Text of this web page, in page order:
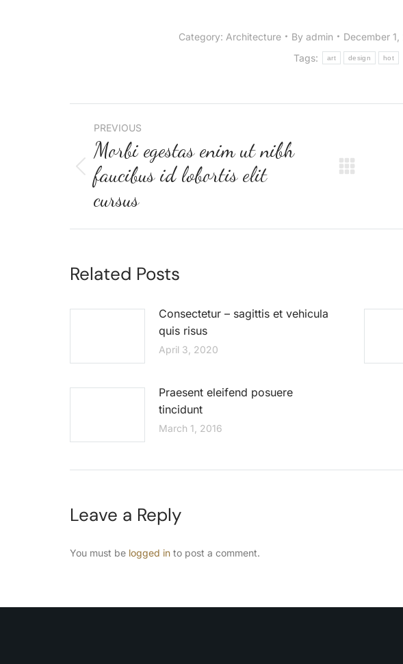
Category: Architecture By admin December 1,
Tags:
art design hot
PREVIOUS
Morbi egestas enim ut nibh
faucibus id lobortis elit
cursus
Related Posts
Consectetur – sagittis et vehicula
quis risus
April 3, 2020
Praesent eleifend posuere
tincidunt
March 1, 2016
Leave a Reply
You must be logged in to post a comment.